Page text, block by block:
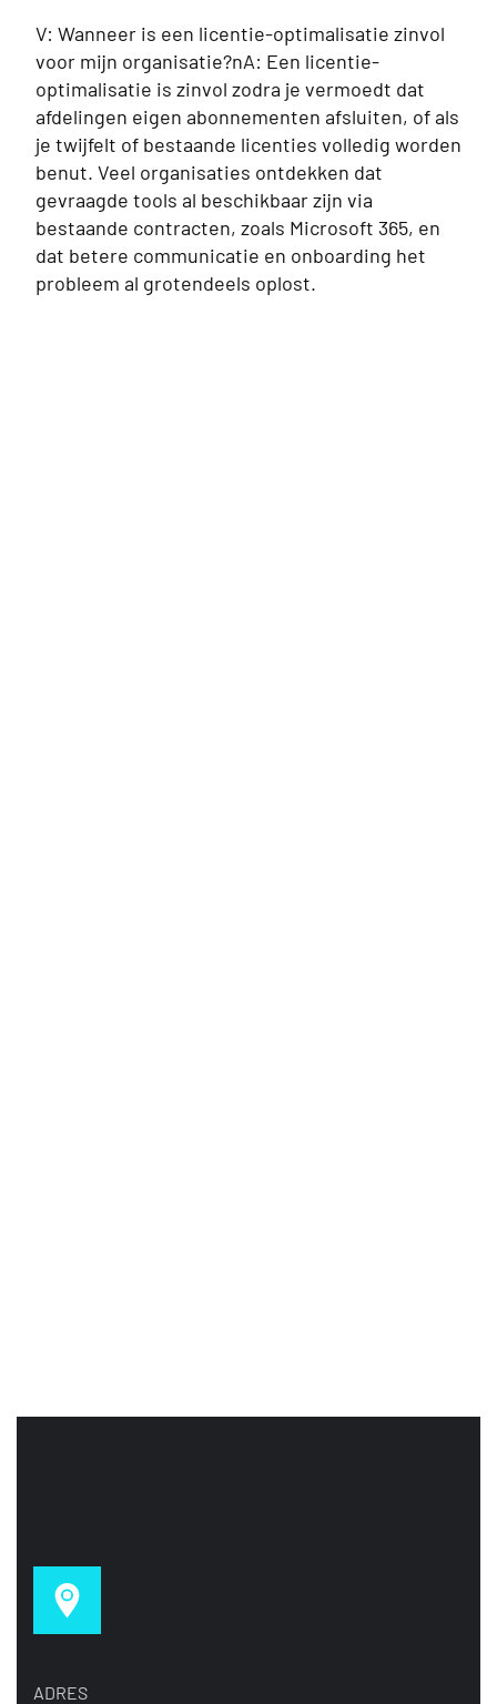
V: Wanneer is een licentie-optimalisatie zinvol
voor mijn organisatie?nA: Een licentie-
optimalisatie is zinvol zodra je vermoedt dat
afdelingen eigen abonnementen afsluiten, of als
je twijfelt of bestaande licenties volledig worden
benut. Veel organisaties ontdekken dat
gevraagde tools al beschikbaar zijn via
bestaande contracten, zoals Microsoft 365, en
dat betere communicatie en onboarding het
probleem al grotendeels oplost.
ADRES